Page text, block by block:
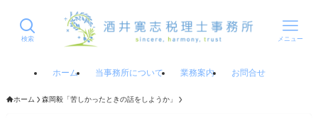
検索 メニュー
ホーム 当事務所について 業務案内 お問合せ
ホーム 森岡毅「苦しかったときの話をしようか」